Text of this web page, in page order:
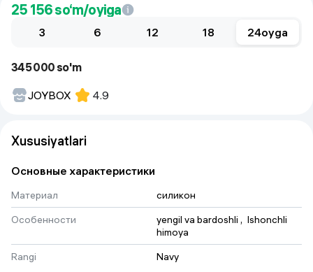
25 156so‘m/oyiga
3 6 12 18 24oyga
345 000 so'm
JOYBOX
4.9
Xususiyatlari
Основные характеристики
Материал
силикон
Особенности
yengil va bardoshli , Ishonchli
himoya
Rangi
Navy